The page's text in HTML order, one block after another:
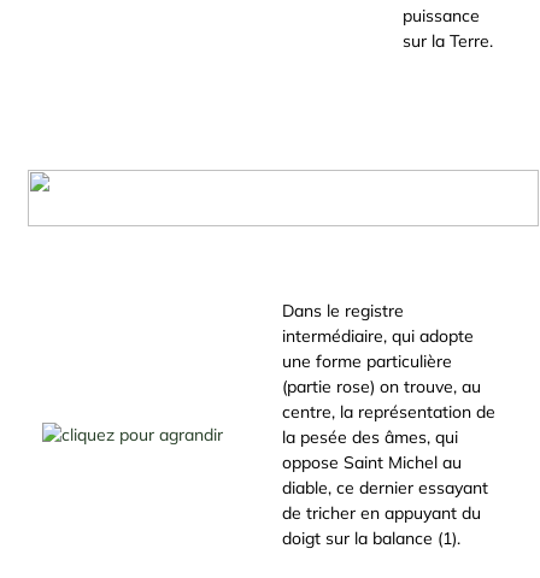
puissance
sur la Terre.
Dans le registre
intermédiaire, qui adopte
une forme particulière
(partie rose) on trouve, au
centre, la représentation de
la pesée des âmes, qui
oppose Saint Michel au
diable, ce dernier essayant
de tricher en appuyant du
doigt sur la balance (1).